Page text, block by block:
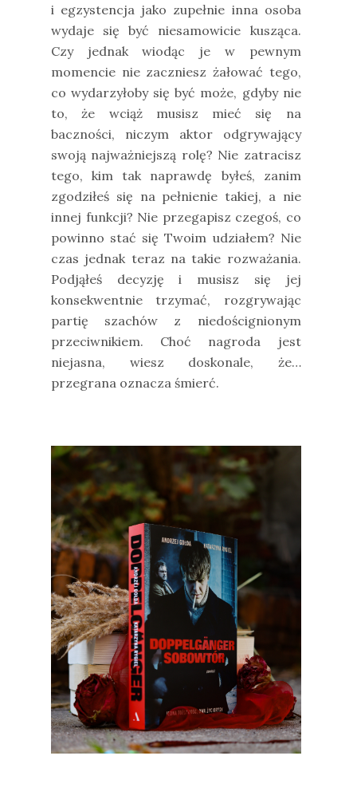
i egzystencja jako zupełnie inna osoba
wydaje się być niesamowicie kusząca.
Czy jednak wiodąc je w pewnym
momencie nie zaczniesz żałować tego,
co wydarzyłoby się być może, gdyby nie
to, że wciąż musisz mieć się na
baczności, niczym aktor odgrywający
swoją najważniejszą rolę? Nie zatracisz
tego, kim tak naprawdę byłeś, zanim
zgodziłeś się na pełnienie takiej, a nie
innej funkcji? Nie przegapisz czegoś, co
powinno stać się Twoim udziałem? Nie
czas jednak teraz na takie rozważania.
Podjąłeś decyzję i musisz się jej
konsekwentnie trzymać, rozgrywając
partię szachów z niedoścignionym
przeciwnikiem. Choć nagroda jest
niejasna, wiesz doskonale, że…
przegrana oznacza śmierć.